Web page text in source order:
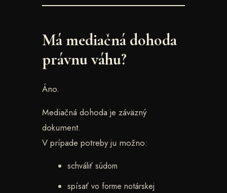
Má mediačná dohoda
právnu váhu?
Áno.
Mediačná dohoda je záväzný
dokument.
V prípade potreby ju možno:
schváliť súdom
spísať vo forme notárskej